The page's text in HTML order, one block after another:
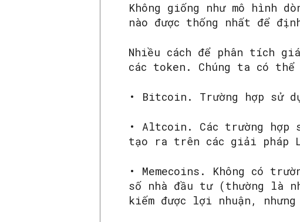
Không giống như mô hình
nào được thống nhất để
Nhiều cách để phân tích
các token. Chúng ta có
• Bitcoin. Trường hợp sử
• Altcoin. Các trường hợp
tạo ra trên các giải pháp
• Memecoins. Không có
số nhà đầu tư (thường là
kiếm được lợi nhuận,